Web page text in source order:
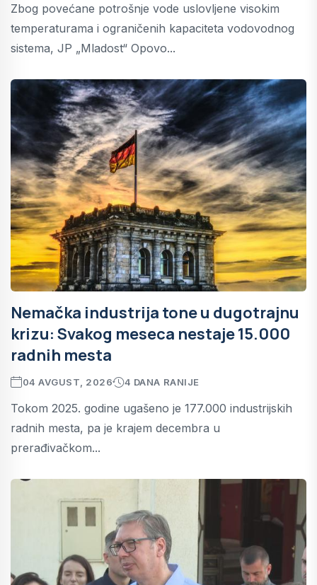
Zbog povećane potrošnje vode uslovljene visokim
temperaturama i ograničenih kapaciteta vodovodnog
sistema, JP „Mladost“ Opovo...
Nemačka industrija tone u dugotrajnu
krizu: Svakog meseca nestaje 15.000
radnih mesta
04 AVGUST, 2026 4 DANA RANIJE
Tokom 2025. godine ugašeno je 177.000 industrijskih
radnih mesta, pa je krajem decembra u
prerađivačkom...